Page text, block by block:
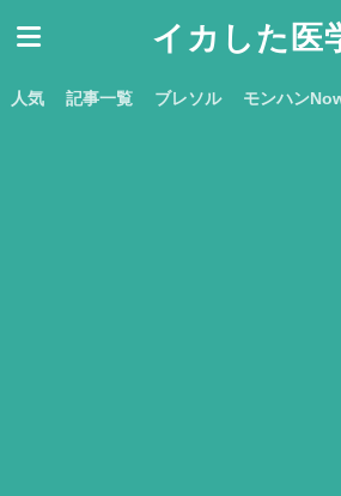
イカした医
人気 記事一覧 ブレソル モンハン